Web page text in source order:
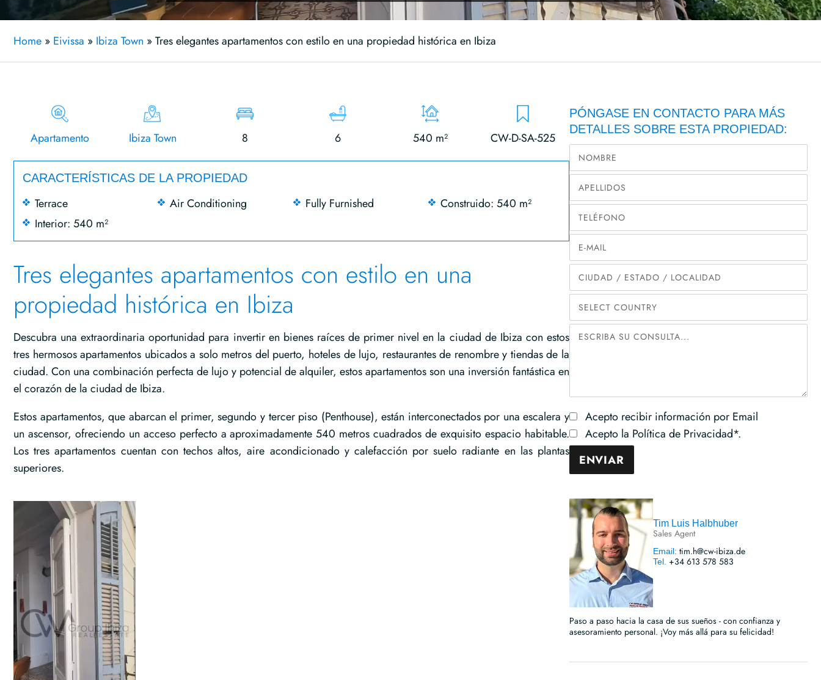
Home » Eivissa » Ibiza Town »Tres elegantes apartamentos con estilo en una propiedad histórica en Ibiza
Apartamento Ibiza Town 8 6 540 m² CW-D-SA-525
CARACTERÍSTICAS DE LA PROPIEDAD
Terrace Air Conditioning Fully Furnished
Construido: 540 m²
Interior: 540 m²
Tres elegantes apartamentos con estilo en una
propiedad histórica en Ibiza
Descubra una extraordinaria oportunidad para invertir en bienes raíces de primer nivel en la ciudad de Ibiza con estos
tres hermosos apartamentos ubicados a solo metros del puerto, hoteles de lujo, restaurantes de renombre y tiendas de la
ciudad. Con una combinación perfecta de lujo y potencial de alquiler, estos apartamentos son una inversión fantástica en
el corazón de la ciudad de Ibiza.
Estos apartamentos, que abarcan el primer, segundo y tercer piso (Penthouse), están interconectados por una escalera y
un ascensor, ofreciendo un acceso perfecto a aproximadamente 540 metros cuadrados de exquisito espacio habitable.
Los tres apartamentos cuentan con techos altos, aire acondicionado y calefacción por suelo radiante en las plantas
superiores.
PÓNGASE EN CONTACTO PARA MÁS
DETALLES SOBRE ESTA PROPIEDAD:
Acepto recibir información por Email
Acepto la Política de Privacidad*.
Tim Luis Halbhuber
Sales Agent
Email: tim.h@cw-ibiza.de
Tel. +34 613 578 583
Paso a paso hacia la casa de sus sueños - con confianza y
asesoramiento personal. ¡Voy más allá para su felicidad!